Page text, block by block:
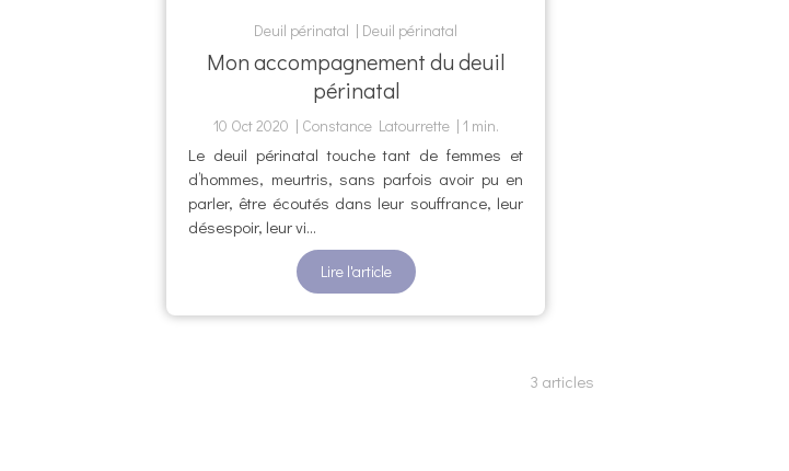
Deuil périnatal Deuil périnatal
Mon accompagnement du deuil
périnatal
10 Oct 2020 Constance Latourrette 1 min.
Le deuil périnatal touche tant de femmes et
d’hommes, meurtris, sans parfois avoir pu en
parler, être écoutés dans leur souffrance, leur
désespoir, leur vi...
Lire l'article
3 articles